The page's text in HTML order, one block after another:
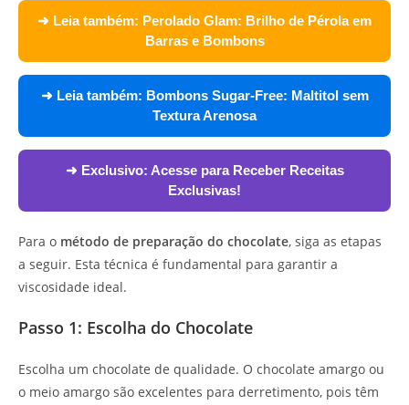
➜ Leia também: Perolado Glam: Brilho de Pérola em
Barras e Bombons
➜ Leia também: Bombons Sugar-Free: Maltitol sem
Textura Arenosa
➜ Exclusivo: Acesse para Receber Receitas
Exclusivas!
Para o método de preparação do chocolate, siga as etapas
a seguir. Esta técnica é fundamental para garantir a
viscosidade ideal.
Passo 1: Escolha do Chocolate
Escolha um chocolate de qualidade. O chocolate amargo ou
o meio amargo são excelentes para derretimento, pois têm